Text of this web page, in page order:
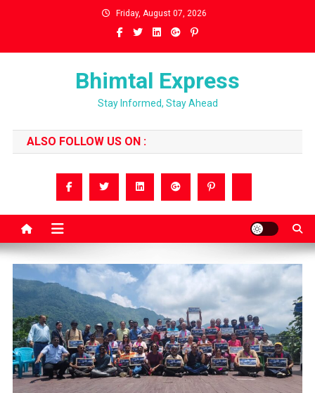
Friday, August 07, 2026
Bhimtal Express
Stay Informed, Stay Ahead
ALSO FOLLOW US ON :